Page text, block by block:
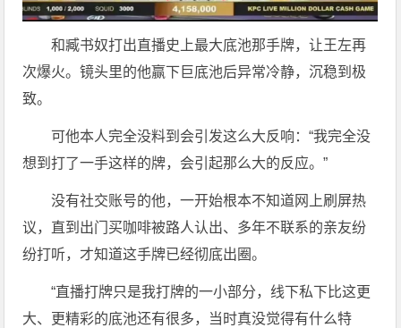
和臧书奴打出直播史上最大底池那手牌，让王左再
次爆火。镜头里的他赢下巨底池后异常冷静，沉稳到极
致。
可他本人完全没料到会引发这么大反响：“我完全没
想到打了一手这样的牌，会引起那么大的反应。”
没有社交账号的他，一开始根本不知道网上刷屏热
议，直到出门买咖啡被路人认出、多年不联系的亲友纷
纷打听，才知道这手牌已经彻底出圈。
“直播打牌只是我打牌的一小部分，线下私下比这更
大、更精彩的底池还有很多，当时真没觉得有什么特